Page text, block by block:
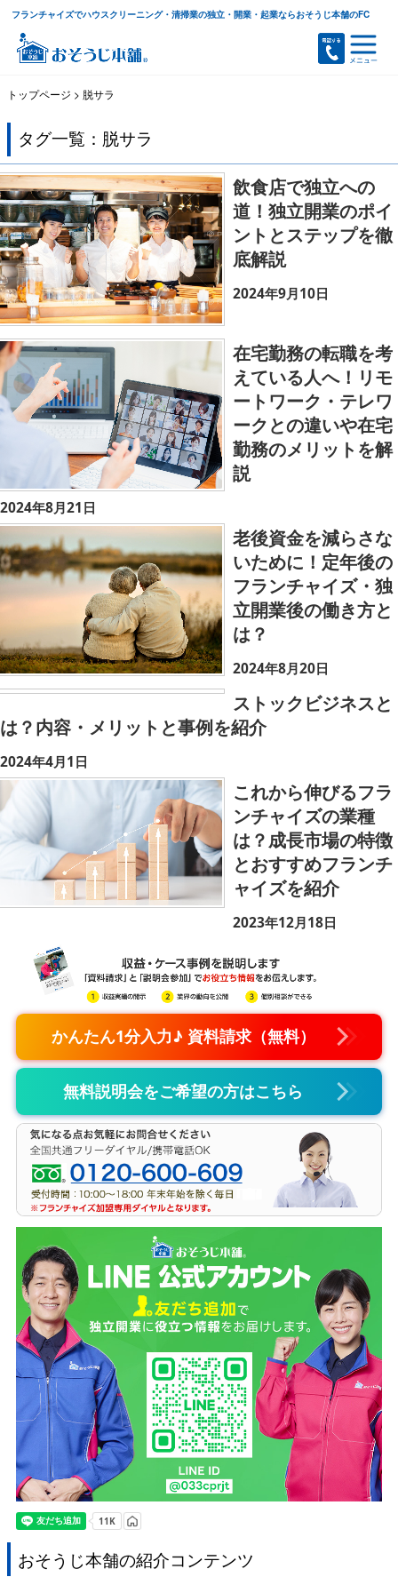
フランチャイズでハウスクリーニング・清掃業の独立・開業・起業ならおそうじ本舗のFC
トップページ > 脱サラ
タグ一覧：脱サラ
飲食店で独立への
道！独立開業のポイ
ントとステップを徹
底解説
2024年9月10日
在宅勤務の転職を考
えている人へ！リモ
ートワーク・テレワ
ークとの違いや在宅
勤務のメリットを解
説
2024年8月21日
老後資金を減らさな
いために！定年後の
フランチャイズ・独
立開業後の働き方と
は？
2024年8月20日
ストックビジネスと
は？内容・メリットと事例を紹介
2024年4月1日
これから伸びるフラ
ンチャイズの業種
は？成長市場の特徴
とおすすめフランチ
ャイズを紹介
2023年12月18日
かんたん1分入力♪ 資料請求（無料）
無料説明会をご希望の方はこちら
おそうじ本舗の紹介コンテンツ